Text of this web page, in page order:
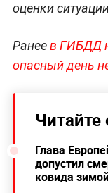
оценки
Ранеев ГИБДД
опасный день
Глава
допустил
ковида